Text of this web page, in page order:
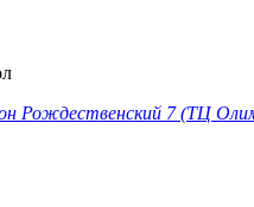
Рождественский 7 (ТЦ